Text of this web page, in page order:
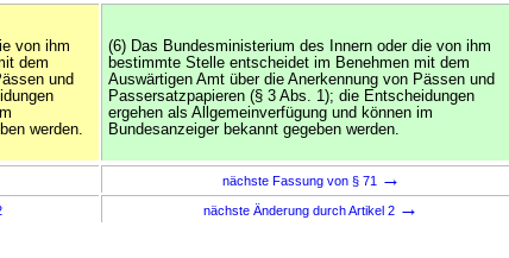
von ihm
dem
und
werden.
(6) Das Bundesministerium des Innern oder die von ihm
bestimmte Stelle entscheidet im Benehmen mit dem
Auswärtigen Amt über die Anerkennung von Pässen und
Passersatzpapieren (§ 3 Abs. 1); die Entscheidungen
ergehen als Allgemeinverfügung und können im
Bundesanzeiger bekannt gegeben werden.
nächste Fassung von § 71
→
nächste Änderung durch Artikel 2 →